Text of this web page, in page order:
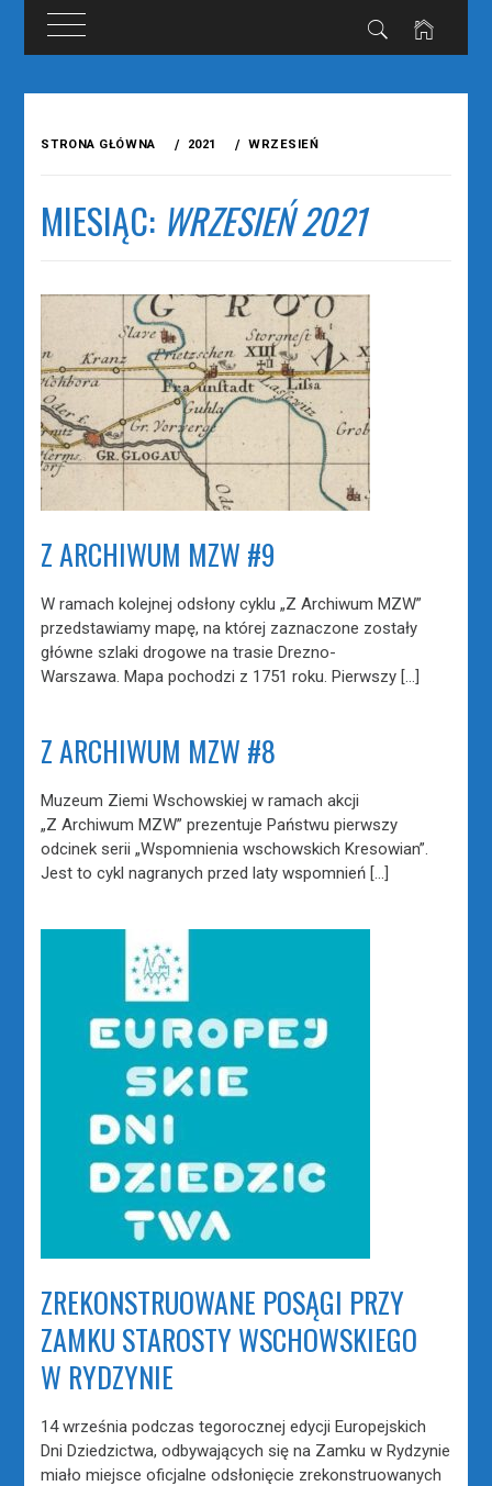
STRONA GŁÓWNA 2021 WRZESIEŃ
MIESIĄC: WRZESIEŃ 2021
Z ARCHIWUM MZW #9
W ramach kolejnej odsłony cyklu „Z Archiwum MZW”
przedstawiamy mapę, na której zaznaczone zostały
główne szlaki drogowe na trasie Drezno-
Warszawa. Mapa pochodzi z 1751 roku. Pierwszy […]
Z ARCHIWUM MZW #8
Muzeum Ziemi Wschowskiej w ramach akcji
„Z Archiwum MZW” prezentuje Państwu pierwszy
odcinek serii „Wspomnienia wschowskich Kresowian”.
Jest to cykl nagranych przed laty wspomnień […]
ZREKONSTRUOWANE POSĄGI PRZY
ZAMKU STAROSTY WSCHOWSKIEGO
W RYDZYNIE
14 września podczas tegorocznej edycji Europejskich
Dni Dziedzictwa, odbywających się na Zamku w Rydzynie
miało miejsce oficjalne odsłonięcie zrekonstruowanych